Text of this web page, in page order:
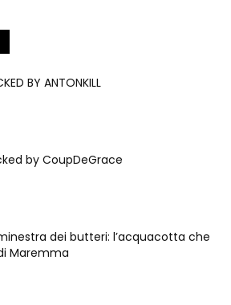
BY ANTONKILL
by CoupDeGrace
dei butteri: l’acquacotta che
Maremma